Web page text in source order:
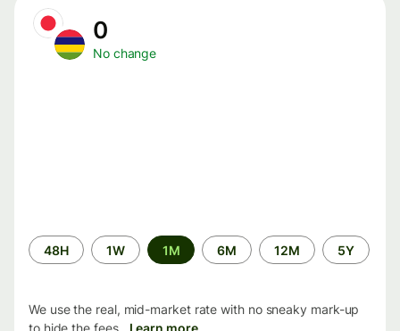
0
No change
Time
period
48H 1W 1M 6M 12M 5Y
We use the real, mid-market rate with no sneaky mark-up